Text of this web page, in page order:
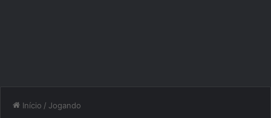
Início / Jogando